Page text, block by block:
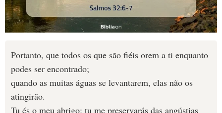
Portanto, que todos os que são fiéis orem a ti enquanto
podes ser encontrado;
quando as muitas águas se levantarem, elas não os
atingirão.
Tu és o meu abrigo; tu me preservarás das angústias